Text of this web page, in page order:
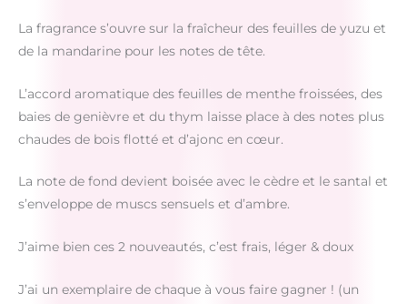
La fragrance s’ouvre sur la fraîcheur des feuilles de yuzu et
de la mandarine pour les notes de tête.
L’accord aromatique des feuilles de menthe froissées, des
baies de genièvre et du thym laisse place à des notes plus
chaudes de bois flotté et d’ajonc en cœur.
La note de fond devient boisée avec le cèdre et le santal et
s’enveloppe de muscs sensuels et d’ambre.
J’aime bien ces 2 nouveautés, c’est frais, léger & doux
J’ai un exemplaire de chaque à vous faire gagner ! (un